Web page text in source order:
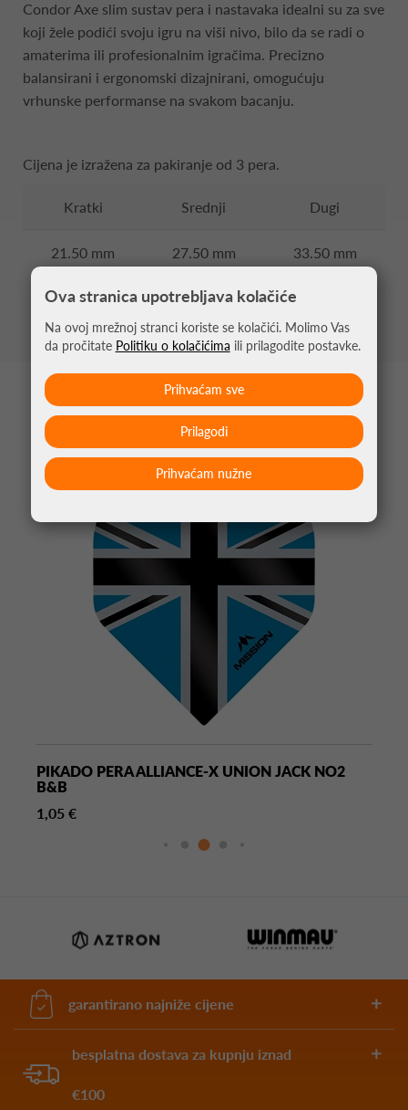
Condor Axe slim sustav pera i nastavaka idealni su za sve
koji žele podići svoju igru na viši nivo, bilo da se radi o
amaterima ili profesionalnim igračima. Precizno
balansirani i ergonomski dizajnirani, omogućuju
vrhunske performanse na svakom bacanju.
Cijena je izražena za pakiranje od 3 pera.
Kratki Srednji Dugi
21.50 mm 27.50 mm 33.50 mm
MOŽDA VAS ZANIMA
PIKADO PERA ALLIANCE-X UNION JACK NO2
B&B
1,05 €
garantirano najniže cijene
besplatna dostava za kupnju iznad
€100
Ova stranica upotrebljava kolačiće
Na ovoj mrežnoj stranci koriste se kolačići. Molimo Vas
da pročitate Politiku o kolačićima ili prilagodite postavke.
Prihvaćam nužne
Prilagodi
Prihvaćam sve